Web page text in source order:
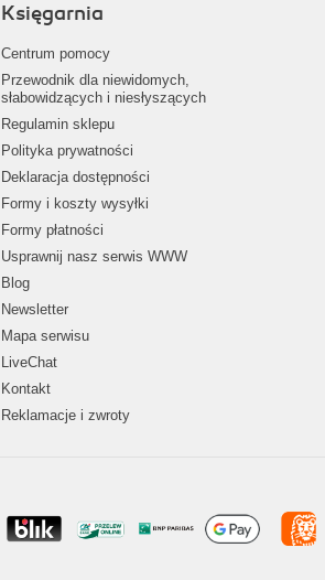
Księgarnia
Centrum pomocy
Przewodnik dla niewidomych,
słabowidzących i niesłyszących
Regulamin sklepu
Polityka prywatności
Deklaracja dostępności
Formy i koszty wysyłki
Formy płatności
Usprawnij nasz serwis WWW
Blog
Newsletter
Mapa serwisu
LiveChat
Kontakt
Reklamacje i zwroty